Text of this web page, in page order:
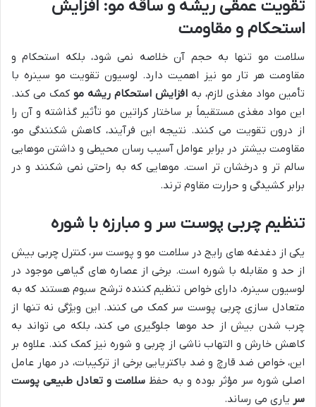
تقویت عمقی ریشه و ساقه مو: افزایش
استحکام و مقاومت
سلامت مو تنها به حجم آن خلاصه نمی شود، بلکه استحکام و
مقاومت هر تار مو نیز اهمیت دارد. لوسیون تقویت مو سینره با
تأمین مواد مغذی لازم، به افزایش استحکام ریشه مو کمک می کند.
این مواد مغذی مستقیماً بر ساختار کراتین مو تأثیر گذاشته و آن را
از درون تقویت می کنند. نتیجه این فرآیند، کاهش شکنندگی مو،
مقاومت بیشتر در برابر عوامل آسیب رسان محیطی و داشتن موهایی
سالم تر و درخشان تر است. موهایی که به راحتی نمی شکنند و در
برابر کشیدگی و حرارت مقاوم ترند.
تنظیم چربی پوست سر و مبارزه با شوره
یکی از دغدغه های رایج در سلامت مو و پوست سر، کنترل چربی بیش
از حد و مقابله با شوره است. برخی از عصاره های گیاهی موجود در
لوسیون سینره، دارای خواص تنظیم کننده ترشح سبوم هستند که به
متعادل سازی چربی پوست سر کمک می کنند. این ویژگی نه تنها از
چرب شدن بیش از حد موها جلوگیری می کند، بلکه می تواند به
کاهش خارش و التهاب ناشی از چربی و شوره نیز کمک کند. علاوه بر
این، خواص ضد قارچ و ضد باکتریایی برخی از ترکیبات، در مهار عامل
اصلی شوره سر مؤثر بوده و به حفظ سلامت و تعادل طبیعی پوست
سر یاری می رساند.